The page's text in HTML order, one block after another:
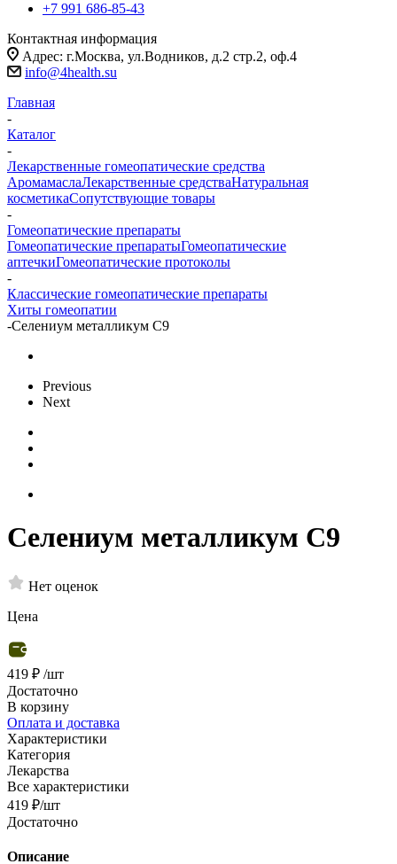
+7 991 686-85-43
Контактная информация
Адрес: г.Москва, ул.Водников, д.2 стр.2, оф.4
info@4health.su
Главная
-
Каталог
-
Лекарственные гомеопатические средства
АромамаслаЛекарственные средстваНатуральная
косметикаСопутствующие товары
-
Гомеопатические препараты
Гомеопатические препаратыГомеопатические
аптечкиГомеопатические протоколы
-
Классические гомеопатические препараты
Хиты гомеопатии
-Селениум металликум С9
Previous
Next
Селениум металликум С9
Нет оценок
Цена
419 ₽ /шт
Достаточно
В корзину
Оплата и доставка
Характеристики
Категория
Лекарства
Все характеристики
419 ₽/шт
Достаточно
Описание